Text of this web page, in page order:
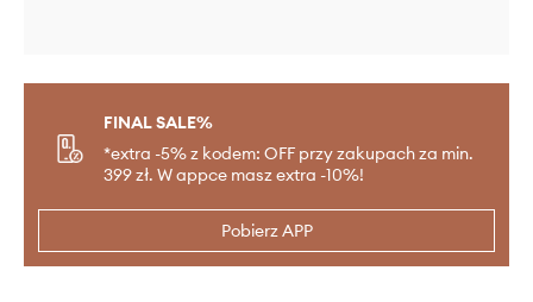
FINAL SALE%
*extra -5% z kodem: OFF przy zakupach za min.
399 zł. W appce masz extra -10%!
Pobierz APP